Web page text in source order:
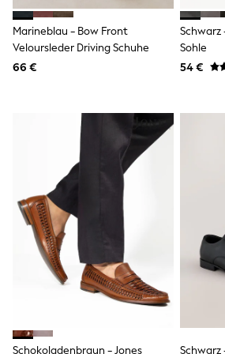
Wellies
Wide Fit
Shoes
Socks & Tights
All Bags & Accessories
Bags
All Occasionwear
All Partywear
Dresses
Shoes
Cardigans
Skirts
Denim Jackets
Raincoats
Waterproof
Gilets
Marineblau - Bow Front
Veloursleder Driving Schuhe
66 €
Schwarz
Sohle
54 €
Schokoladenbraun - Jones
Schwarz